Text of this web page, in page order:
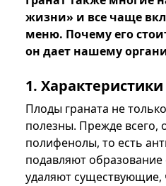
жизни» и все чаще
меню. Почему его
он дает нашему
1.
Плоды граната не
полезны. Прежде всего,
полифенолы, то есть
подавляют
удаляют существующие,